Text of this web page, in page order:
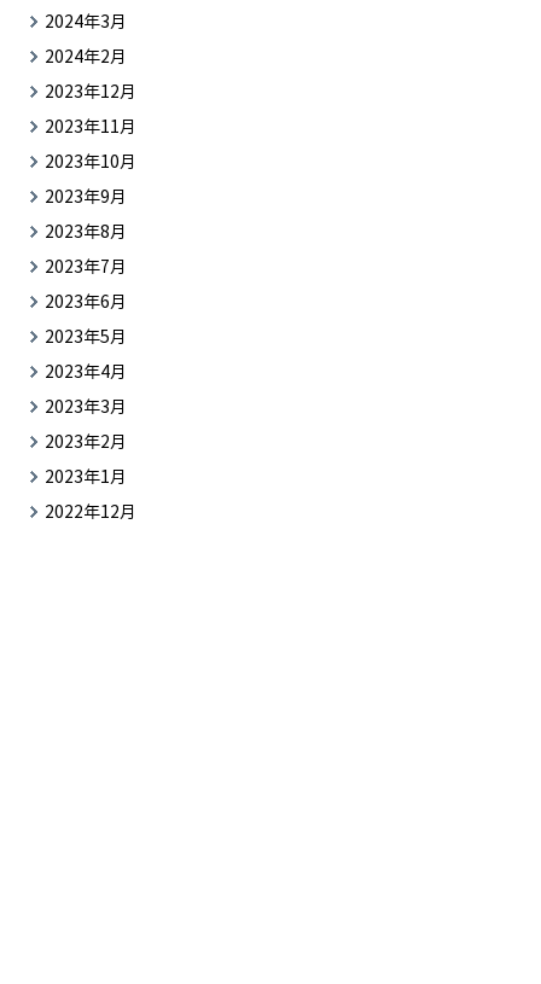
2024年3月
2024年2月
2023年12月
2023年11月
2023年10月
2023年9月
2023年8月
2023年7月
2023年6月
2023年5月
2023年4月
2023年3月
2023年2月
2023年1月
2022年12月